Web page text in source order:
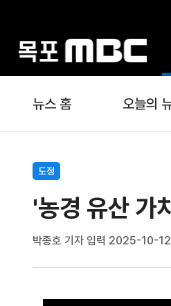
뉴스 홈 오늘의
도정
'농경 유산 가
박종호 기자입력 2025-10-